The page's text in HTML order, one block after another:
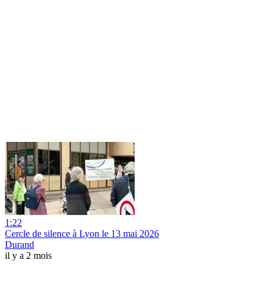
1:22
Cercle de silence à Lyon le 13 mai 2026
Durand
il y a 2 mois